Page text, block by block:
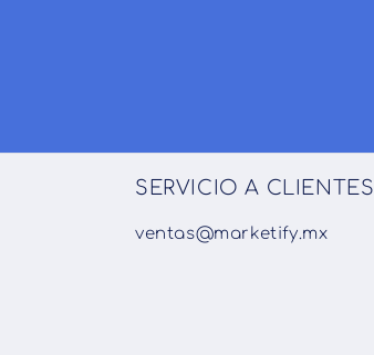
SERVICIO A CLIENTES
ventas@marketify.mx